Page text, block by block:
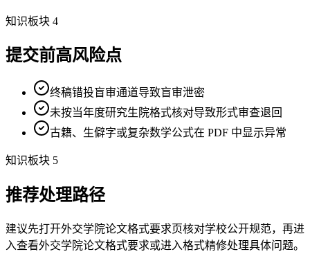
知识板块 4
提交前高风险点
终稿错投盲审通道导致盲审泄密
未按当年度研究生院格式核对导致形式审查退回
古籍、生僻字或复杂数学公式在 PDF 中显示异常
知识板块 5
推荐处理路径
建议先打开外交学院论文格式要求页核对学校公开规范，再进
入查看外交学院论文格式要求或进入格式精修处理具体问题。